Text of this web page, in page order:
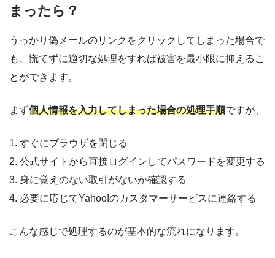
まったら？
うっかり偽メールのリンクをクリックしてしまった場合で
も、慌てずに適切な処理をすれば被害を最小限に抑えるこ
とができます。
まず個人情報を入力してしまった場合の処理手順ですが、
1. すぐにブラウザを閉じる
2. 公式サイトから直接ログインしてパスワードを変更する
3. 身に覚えのない取引がないか確認する
4. 必要に応じてYahoo!のカスタマーサービスに連絡する
こんな感じで処理するのが基本的な流れになります。